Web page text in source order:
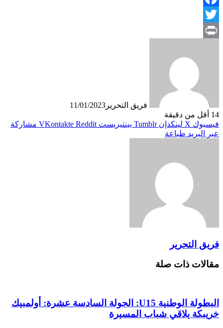
Facebook
Twitter
فريق التحرير 11/01/2023
14 أقل من دقيقة
فيسبوك X لينكدإن بينتيريست
مشاركة
عبر البريد طباعة
فريق التحرير
مقالات ذات صلة
البطولة الوطنية U15: الجولة السادسة عشرة: أولمبيك
خريبكة يلاقي شباب المسيرة